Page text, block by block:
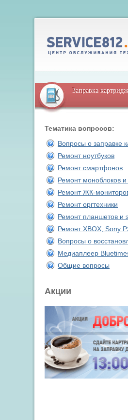
Заправка
Тематика вопросов:
Вопросы о заправке
Ремонт ноутбуков
Ремонт смартфонов
Ремонт моноблоков
Ремонт ЖК-
Ремонт оргтехники
Ремонт планшетов и
Ремонт XBOX, Sony
Вопросы о
Медиаплеер
Общие вопросы
Акции